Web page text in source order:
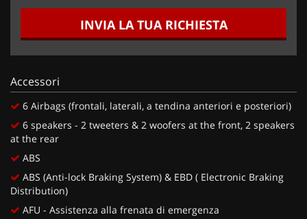
INVIA LA TUA RICHIESTA
Accessori
6 Airbags (frontali, laterali, a tendina anteriori e posteriori)
6 speakers - 2 tweeters & 2 woofers at the front, 2 speakers
at the rear
ABS
ABS (Anti-lock Braking System) & EBD ( Electronic Braking
Distribution)
AFU - Assistenza alla frenata di emergenza